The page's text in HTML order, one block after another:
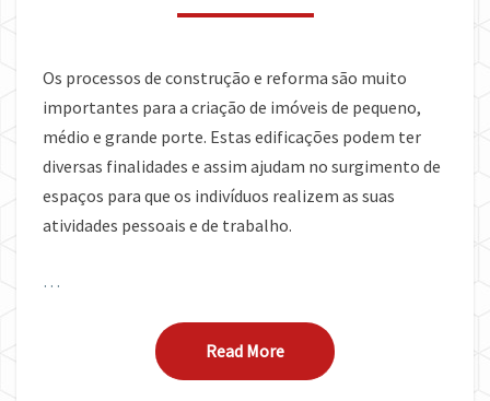
Os processos de construção e reforma são muito
importantes para a criação de imóveis de pequeno,
médio e grande porte. Estas edificações podem ter
diversas finalidades e assim ajudam no surgimento de
espaços para que os indivíduos realizem as suas
atividades pessoais e de trabalho.
…
Read MoreRead More